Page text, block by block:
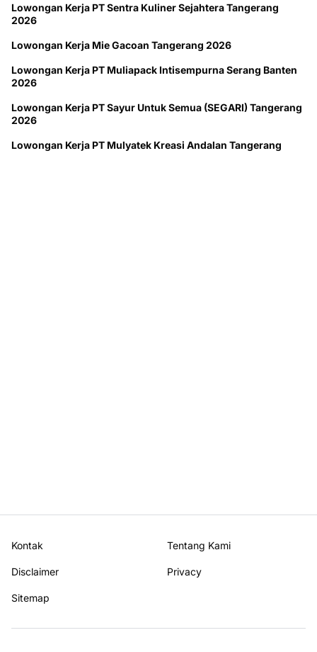
Lowongan Kerja PT Sentra Kuliner Sejahtera Tangerang
2026
Lowongan Kerja Mie Gacoan Tangerang 2026
Lowongan Kerja PT Muliapack Intisempurna Serang Banten
2026
Lowongan Kerja PT Sayur Untuk Semua (SEGARI) Tangerang
2026
Lowongan Kerja PT Mulyatek Kreasi Andalan Tangerang
Kontak Tentang Kami
Disclaimer Privacy
Sitemap